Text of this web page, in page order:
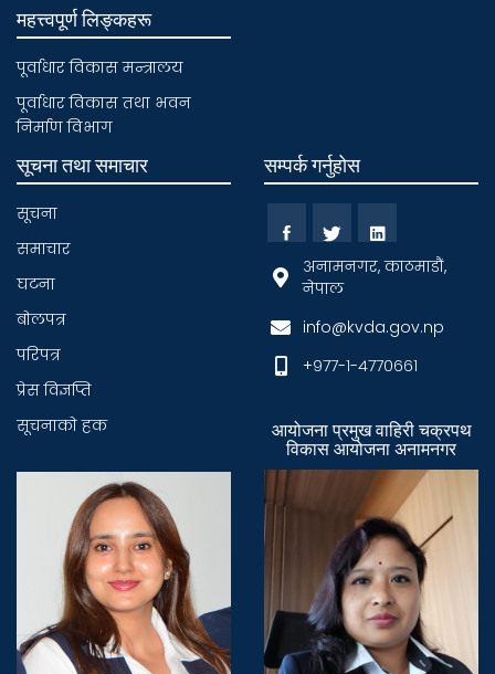
महत्त्वपूर्ण लिङ्कहरू
पूर्वाधार विकास मन्त्रालय
पूर्वाधार विकास तथा भवन
निर्माण विभाग
सूचना तथा समाचार
सूचना
समाचार
घटना
बाेलपत्र
परिपत्र
प्रेस विज्ञप्ति
सूचनाकाे हक
सम्पर्क गर्नुहोस
अनामनगर, काठमाडौं,
नेपाल
info@kvda.gov.np
+९७७-१-४७७०६६१
आयोजना प्रमुख वाहिरी चक्रपथ
विकास आयोजना अनामनगर